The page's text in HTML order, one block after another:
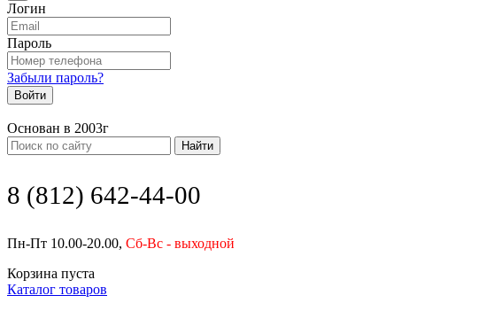
Логин
Пароль
Забыли пароль?
Войти
Основан в 2003г
Найти
8 (812) 642-44-00
Пн-Пт 10.00-20.00, Сб-Вс - выходной
Корзина пуста
Каталог товаров